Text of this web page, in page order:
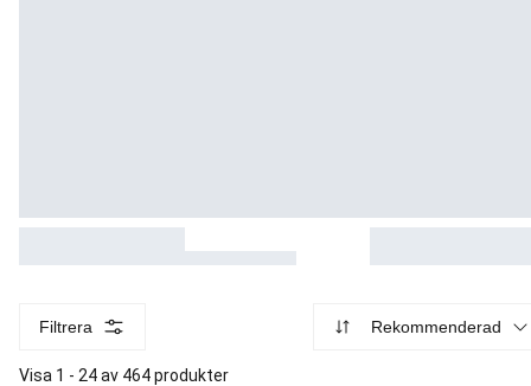
Filtrera Rekommenderad
Visa 1 - 24 av 464 produkter